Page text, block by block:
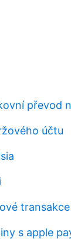
převod
účtu
s apple